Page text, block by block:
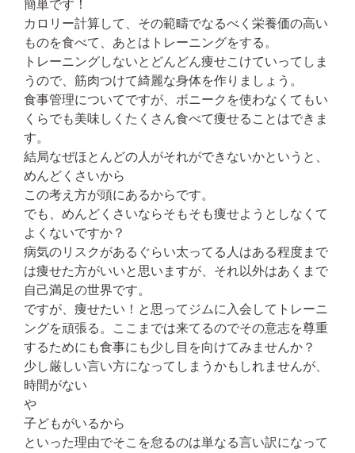
簡単です！
カロリー計算して、その範疇でなるべく栄養価の高い
ものを食べて、あとはトレーニングをする。
トレーニングしないとどんどん痩せこけていってしま
うので、筋肉つけて綺麗な身体を作りましょう。
食事管理についてですが、ボニークを使わなくてもい
くらでも美味しくたくさん食べて痩せることはできま
す。
結局なぜほとんどの人がそれができないかというと、
めんどくさいから
この考え方が頭にあるからです。
でも、めんどくさいならそもそも痩せようとしなくて
よくないですか？
病気のリスクがあるぐらい太ってる人はある程度まで
は痩せた方がいいと思いますが、それ以外はあくまで
自己満足の世界です。
ですが、痩せたい！と思ってジムに入会してトレーニ
ングを頑張る。ここまでは来てるのでその意志を尊重
するためにも食事にも少し目を向けてみませんか？
少し厳しい言い方になってしまうかもしれませんが、
時間がない
や
子どもがいるから
といった理由でそこを怠るのは単なる言い訳になって